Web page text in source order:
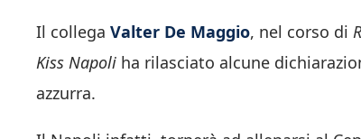
Il collega Valter De Maggio, nel corso di
Kiss Napoli ha rilasciato alcune
azzurra.